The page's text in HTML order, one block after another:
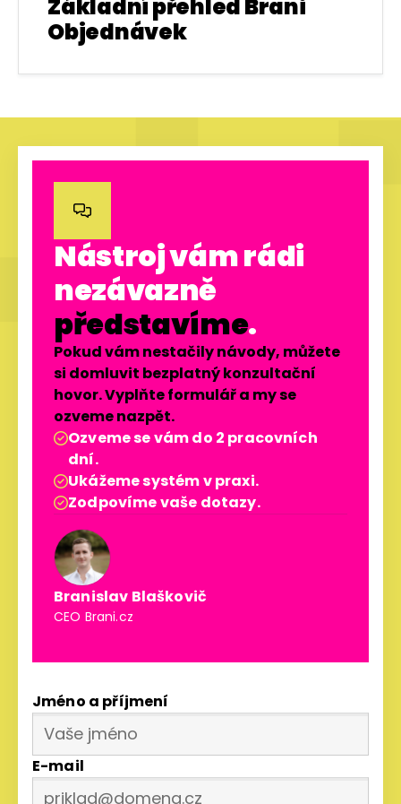
Základní přehled Brani
Objednávek

Nástroj vám rádi
nezávazně
představíme.
Pokud vám nestačily návody, můžete
si domluvit bezplatný konzultační
hovor. Vyplňte formulář a my se
ozveme nazpět.
Ozveme se vám do 2 pracovních
dní.
Ukážeme systém v praxi.
Zodpovíme vaše dotazy.
Branislav Blaškovič
CEO Brani.cz
Jméno a příjmení
E-mail